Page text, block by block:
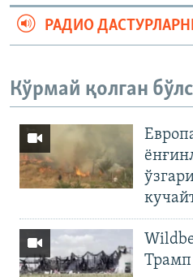
РАДИО
Кўрмай қолган
Трамп